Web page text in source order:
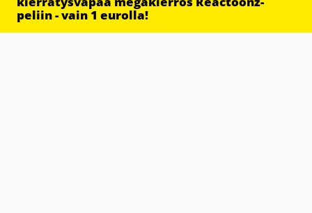
peliin - vain 1 eurolla!